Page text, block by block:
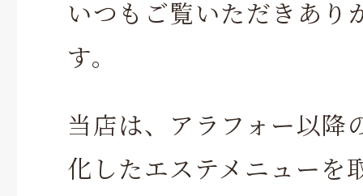
いつもご覧いただきあり
す。
当店は、アラフォー以降
化したエステメニューを